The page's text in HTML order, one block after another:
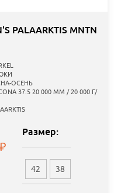
PALAARKTIS MNTN
ОСЕНЬ
37.5 20 000 ММ / 20 000 Г/
Размер:
42 38